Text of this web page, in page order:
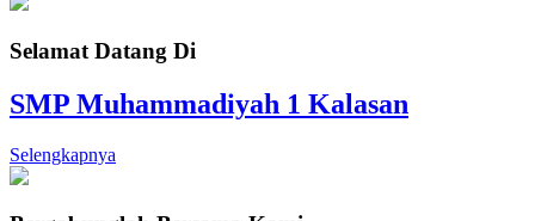
Selamat Datang Di
SMP Muhammadiyah 1 Kalasan
Selengkapnya